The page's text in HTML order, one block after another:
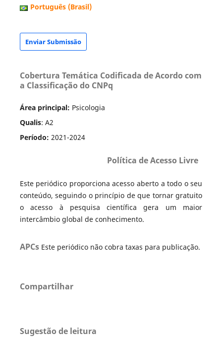
Português (Brasil)
Enviar Submissão
Cobertura Temática Codificada de Acordo com
a Classificação do CNPq
Área principal: Psicologia
Qualis: A2
Período: 2021-2024
Política de Acesso Livre
Este periódico proporciona acesso aberto a todo o seu
conteúdo, seguindo o princípio de que tornar gratuito
o acesso à pesquisa científica gera um maior
intercâmbio global de conhecimento.
APCs Este periódico não cobra taxas para publicação.
Compartilhar
Sugestão de leitura